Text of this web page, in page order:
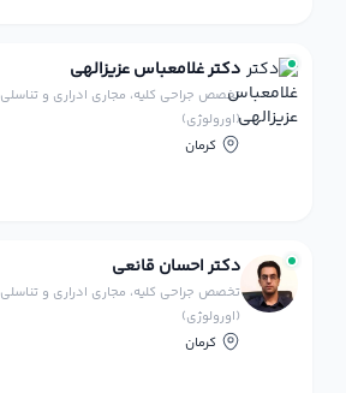
دکتر غلامعباس عزیزالهی
تخصص جراحی کلیه، مجاری ادراری و تناسلی
(اورولوژی)
کرمان
دکتر احسان قانعی
تخصص جراحی کلیه، مجاری ادراری و تناسلی
(اورولوژی)
کرمان